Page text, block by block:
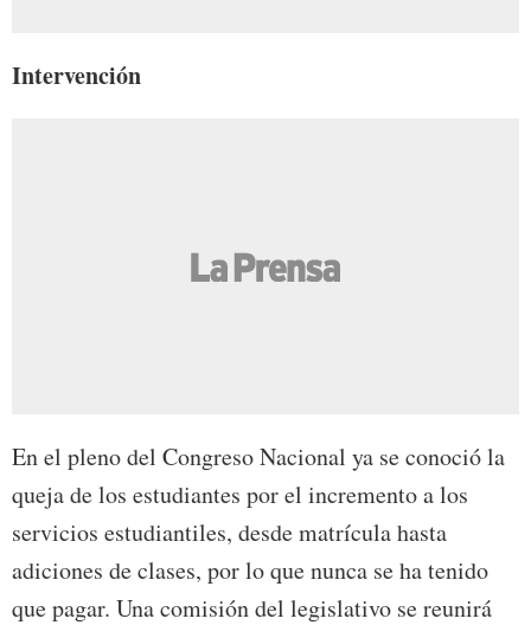
Intervención
En el pleno del Congreso Nacional ya se conoció la
queja de los estudiantes por el incremento a los
servicios estudiantiles, desde matrícula hasta
adiciones de clases, por lo que nunca se ha tenido
que pagar. Una comisión del legislativo se reunirá